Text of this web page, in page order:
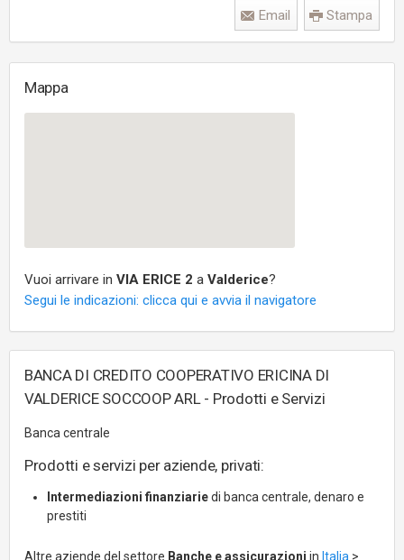
Stampa
Email
Mappa
Vuoi arrivare in VIA ERICE 2 a Valderice?
Segui le indicazioni: clicca qui e avvia il navigatore
BANCA DI CREDITO COOPERATIVO ERICINA DI
VALDERICE SOCCOOP ARL - Prodotti e Servizi
Banca centrale
Prodotti e servizi per aziende, privati:
Intermediazioni finanziariedi banca centrale, denaro e
prestiti
Altre aziende del settore Banche e assicurazioni in Italia >